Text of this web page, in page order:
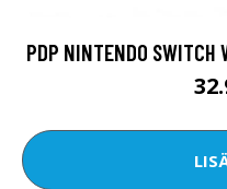
PDP NINTENDO SWITCH